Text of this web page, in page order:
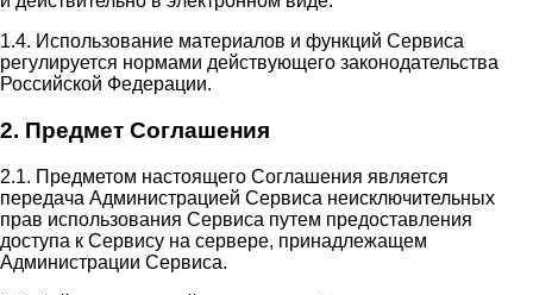
1.4. Использование материалов и функций Сервиса
регулируется нормами действующего законодательства
Российской Федерации.
2. Предмет Соглашения
2.1. Предметом настоящего Соглашения является
передача Администрацией Сервиса неисключительных
прав использования Сервиса путем предоставления
доступа к Сервису на сервере, принадлежащем
Администрации Сервиса.